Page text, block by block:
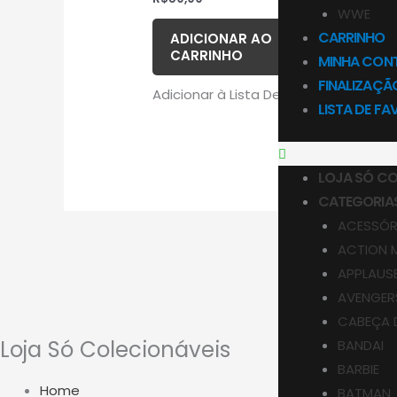
WWE
CARRINHO
MINHA
LISTA DE
LOJA SÓ
ACTION
CABEÇA
BANDAI
BARBIE
BATMAN
5.00
de 5
ADICIONAR AO
CARRINHO
Adicionar à Lista De Desejos
Loja Só Colecionáveis
Home